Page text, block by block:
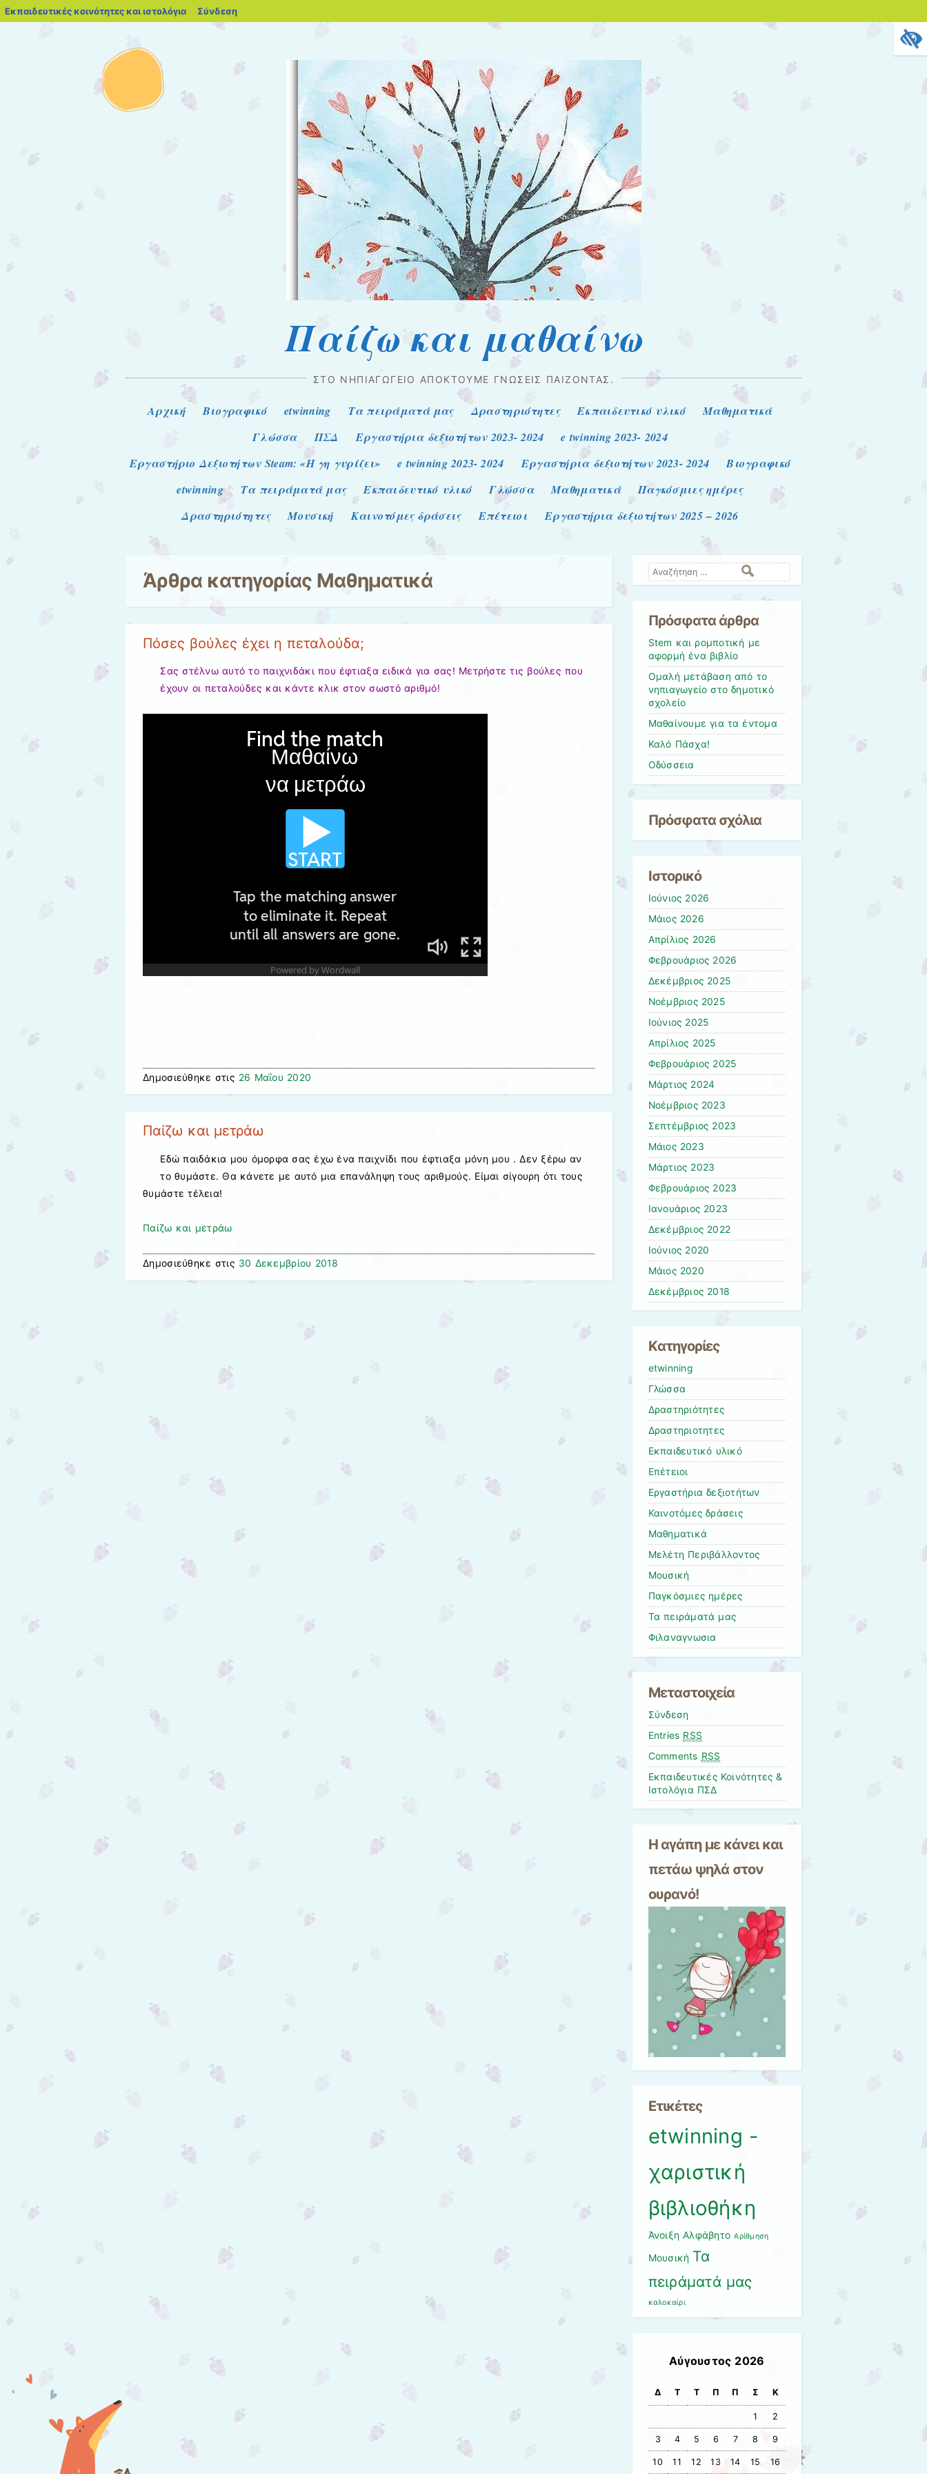
Εκπαιδευτικές κοινότητες και ιστολόγια blogs.sch.gr
Σύνδεση
Παίζω και μαθαίνω
ΣΤΟ ΝΗΠΙΑΓΩΓΕΊΟ ΑΠΟΚΤΟΎΜΕ ΓΝΏΣΕΙΣ ΠΑΊΖΟΝΤΑΣ.
Μενού
Μετάβαση στο περιεχόμενο
Αρχική Βιογραφικό etwinning Τα πειράματά μας Δραστηριότητες Εκπαιδευτικό υλικό
Μαθηματικά
Γλώσσα
ΠΣΔ Εργαστήρια δεξιοτήτων 2023- 2024
e twinning 2023- 2024
Εργαστήριο Δεξιοτήτων Steam: «Η γη γυρίζει»
e twinning 2023- 2024 Εργαστήρια δεξιοτήτων 2023- 2024
Βιογραφικό
etwinning
Τα πειράματά μας Εκπαιδευτικό υλικό Γλώσσα Μαθηματικά
Παγκόσμιες ημέρες
Δραστηριότητες
Μουσική Καινοτόμες δράσεις Επέτειοι Εργαστήρια δεξιοτήτων 2025 – 2026
Άρθρα κατηγορίας Μαθηματικά
Πόσες βούλες έχει η πεταλούδα;
Σας στέλνω αυτό το παιχνιδάκι που έφτιαξα ειδικά για σας! Μετρήστε τις βούλες που
έχουν οι πεταλούδες και κάντε κλικ στον σωστό αριθμό!
Δημοσιεύθηκε στις 26 Μαΐου 2020
Παίζω και μετράω
Εδώ παιδάκια μου όμορφα σας έχω ένα παιχνίδι που έφτιαξα μόνη μου . Δεν ξέρω αν
το θυμάστε. Θα κάνετε με αυτό μια επανάληψη τους αριθμούς. Είμαι σίγουρη ότι τους
θυμάστε τέλεια!
Παίζω και μετράω
Δημοσιεύθηκε στις 30 Δεκεμβρίου 2018
Αναζήτηση
Πρόσφατα άρθρα
Stem και ρομποτική με
αφορμή ένα βιβλίο
Ομαλή μετάβαση από το
νηπιαγωγείο στο δημοτικό
σχολείο
Μαθαίνουμε για τα έντομα
Καλό Πάσχα!
Οδύσσεια
Πρόσφατα σχόλια
Ιστορικό
Ιούνιος 2026
Μάιος 2026
Απρίλιος 2026
Φεβρουάριος 2026
Δεκέμβριος 2025
Νοέμβριος 2025
Ιούνιος 2025
Απρίλιος 2025
Φεβρουάριος 2025
Μάρτιος 2024
Νοέμβριος 2023
Σεπτέμβριος 2023
Μάιος 2023
Μάρτιος 2023
Φεβρουάριος 2023
Ιανουάριος 2023
Δεκέμβριος 2022
Ιούνιος 2020
Μάιος 2020
Δεκέμβριος 2018
Kατηγορίες
etwinning
Γλώσσα
Δραστηριότητες
Δραστηριοτητες
Εκπαιδευτικό υλικό
Επέτειοι
Εργαστήρια δεξιοτήτων
Καινοτόμες δράσεις
Μαθηματικά
Μελέτη Περιβάλλοντος
Μουσική
Παγκόσμιες ημέρες
Τα πειράματά μας
Φιλαναγνωσια
Μεταστοιχεία
Σύνδεση
Entries RSS
Comments RSS
Εκπαιδευτικές Κοινότητες &
Ιστολόγια ΠΣΔ
Η αγάπη με κάνει και
πετάω ψηλά στον
ουρανό!
Ετικέτες
etwinning -
χαριστική
βιβλιοθήκη
Άνοιξη Αλφάβητο Αρίθμηση
Μουσική Τα
πειράματά μας
καλοκαίρι
Αύγουστος 2026
Δ Τ Τ Π Π Σ Κ
1 2
3 4 5 6 7 8 9
10 11 12 13 14 15 16